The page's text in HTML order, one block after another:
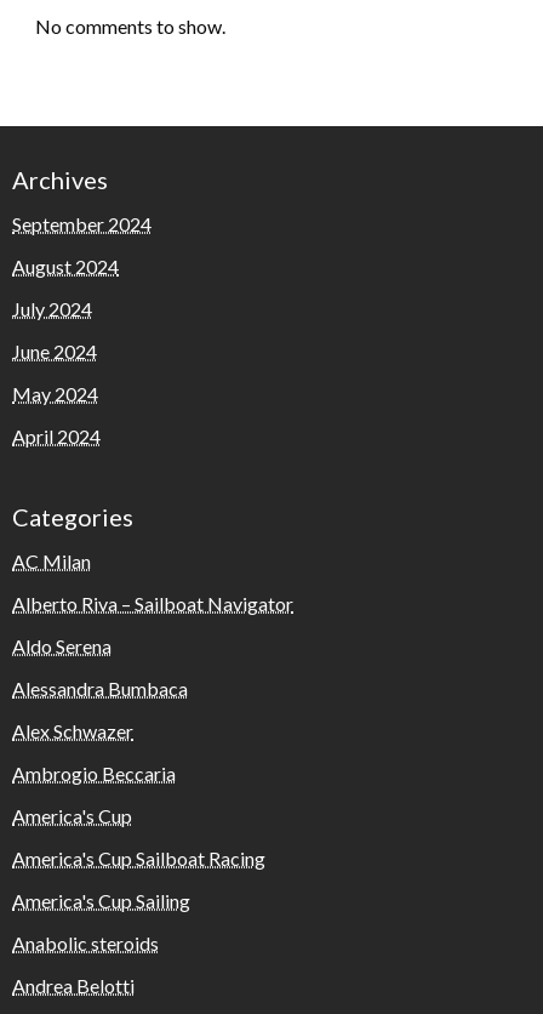
No comments to show.
Archives
September 2024
August 2024
July 2024
June 2024
May 2024
April 2024
Categories
AC Milan
Alberto Riva – Sailboat Navigator
Aldo Serena
Alessandra Bumbaca
Alex Schwazer
Ambrogio Beccaria
America's Cup
America's Cup Sailboat Racing
America's Cup Sailing
Anabolic steroids
Andrea Belotti